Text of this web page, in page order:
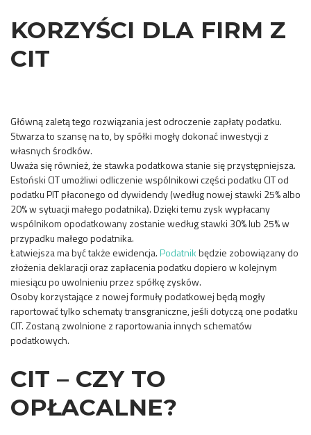
KORZYŚCI DLA FIRM Z
CIT
Główną zaletą tego rozwiązania jest odroczenie zapłaty podatku.
Stwarza to szansę na to, by spółki mogły dokonać inwestycji z
własnych środków.
Uważa się również, że stawka podatkowa stanie się przystępniejsza.
Estoński CIT umożliwi odliczenie wspólnikowi części podatku CIT od
podatku PIT płaconego od dywidendy (według nowej stawki 25% albo
20% w sytuacji małego podatnika). Dzięki temu zysk wypłacany
wspólnikom opodatkowany zostanie według stawki 30% lub 25% w
przypadku małego podatnika.
Łatwiejsza ma być także ewidencja.Podatnikbędzie zobowiązany do
złożenia deklaracji oraz zapłacenia podatku dopiero w kolejnym
miesiącu po uwolnieniu przez spółkę zysków.
Osoby korzystające z nowej formuły podatkowej będą mogły
raportować tylko schematy transgraniczne, jeśli dotyczą one podatku
CIT. Zostaną zwolnione z raportowania innych schematów
podatkowych.
CIT – CZY TO
OPŁACALNE?